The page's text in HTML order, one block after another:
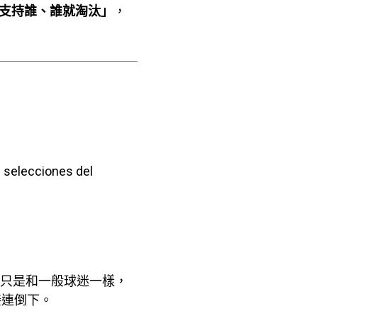
支持誰、誰就淘汰」
，
del
是和一般球迷一樣，
倒下。